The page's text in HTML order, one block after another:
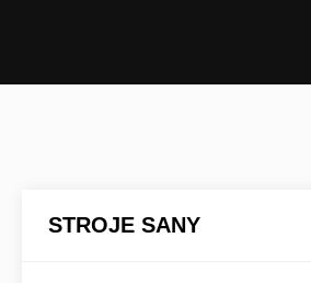
STROJE SANY